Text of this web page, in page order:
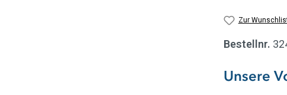
Zur
Bestellnr.
Unsere